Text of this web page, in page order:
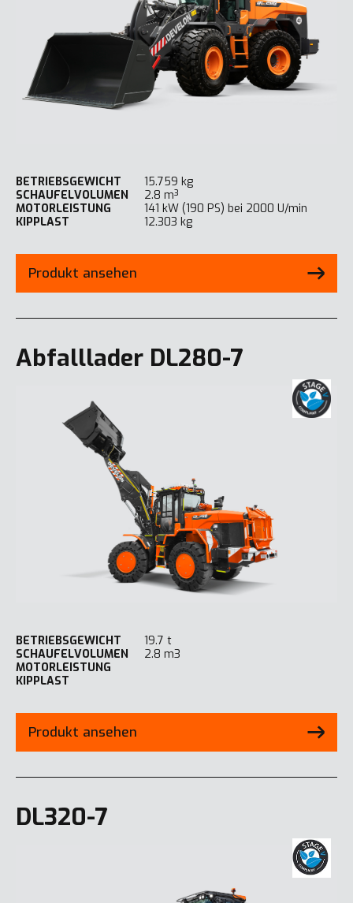
BETRIEBSGEWICHT
15.759 kg
SCHAUFELVOLUMEN
2.8 m³
MOTORLEISTUNG
141 kW (190 PS) bei 2000 U/min
KIPPLAST
12.303 kg
Produkt ansehen
Abfalllader DL280-7
BETRIEBSGEWICHT
19.7 t
SCHAUFELVOLUMEN
2.8 m3
MOTORLEISTUNG
KIPPLAST
Produkt ansehen
DL320-7